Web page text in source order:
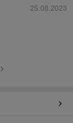
25.08.2023